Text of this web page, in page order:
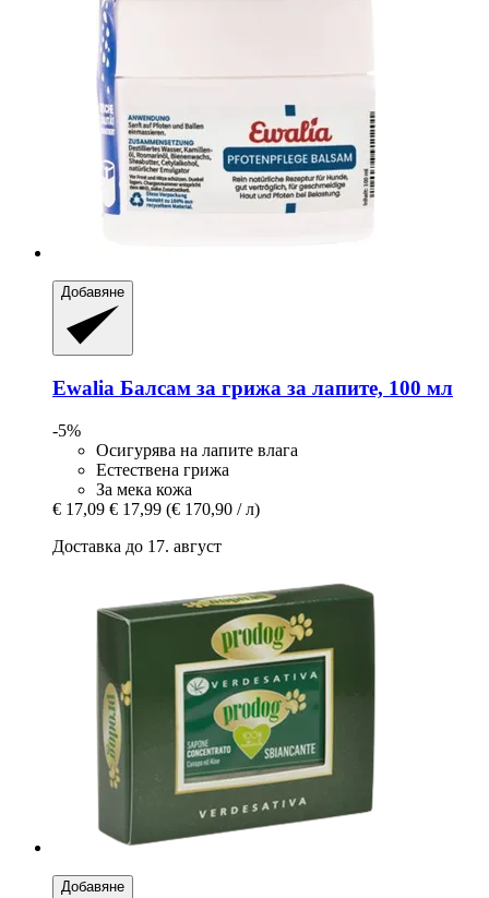
Добавяне
Ewalia Балсам за грижа за лапите, 100 мл
-5%
Осигурява на лапите влага
Естествена грижа
За мека кожа
€ 17,09 € 17,99 (€ 170,90 / л)
Доставка до 17. август
Добавяне